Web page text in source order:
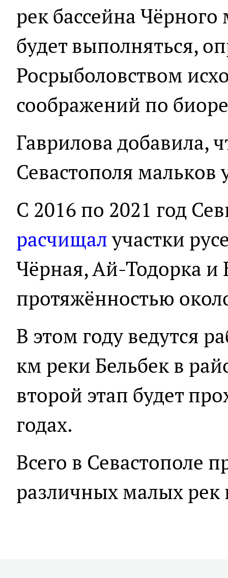
рек бассейна
будет выполняться,
Росрыболовством
соображений по
Гаврилова добавила,
Севастополя
С 2016 по 2021 год
расчищалучастки
Чёрная, Ай-Тодорка и
протяжённостью
В этом году ведутся
км реки Бельбек в
второй этап будет
годах.
Всего в Севастополе
различных малых рек